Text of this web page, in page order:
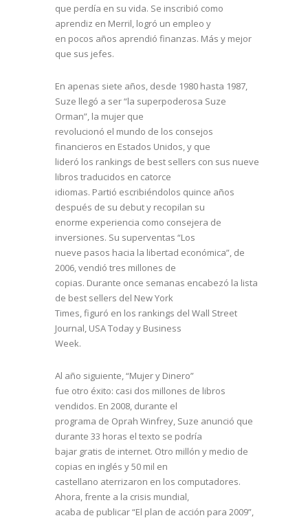
que perdía en su vida. Se inscribió como
aprendiz en Merril, logró un empleo y
en pocos años aprendió finanzas. Más y mejor
que sus jefes.
En apenas siete años, desde 1980 hasta 1987,
Suze llegó a ser “la superpoderosa Suze
Orman”, la mujer que
revolucionó el mundo de los consejos
financieros en Estados Unidos, y que
lideró los rankings de best sellers con sus nueve
libros traducidos en catorce
idiomas. Partió escribiéndolos quince años
después de su debut y recopilan su
enorme experiencia como consejera de
inversiones. Su superventas “Los
nueve pasos hacia la libertad económica”, de
2006, vendió tres millones de
copias. Durante once semanas encabezó la lista
de best sellers del New York
Times, figuró en los rankings del Wall Street
Journal, USA Today y Business
Week.
Al año siguiente, “Mujer y Dinero”
fue otro éxito: casi dos millones de libros
vendidos. En 2008, durante el
programa de Oprah Winfrey, Suze anunció que
durante 33 horas el texto se podría
bajar gratis de internet. Otro millón y medio de
copias en inglés y 50 mil en
castellano aterrizaron en los computadores.
Ahora, frente a la crisis mundial,
acaba de publicar “El plan de acción para 2009”,